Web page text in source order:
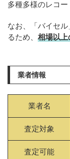
多種多様のレコー
なお、「バイセ
るため、 相場以
業者情報
業者名
査定対象
査定可能